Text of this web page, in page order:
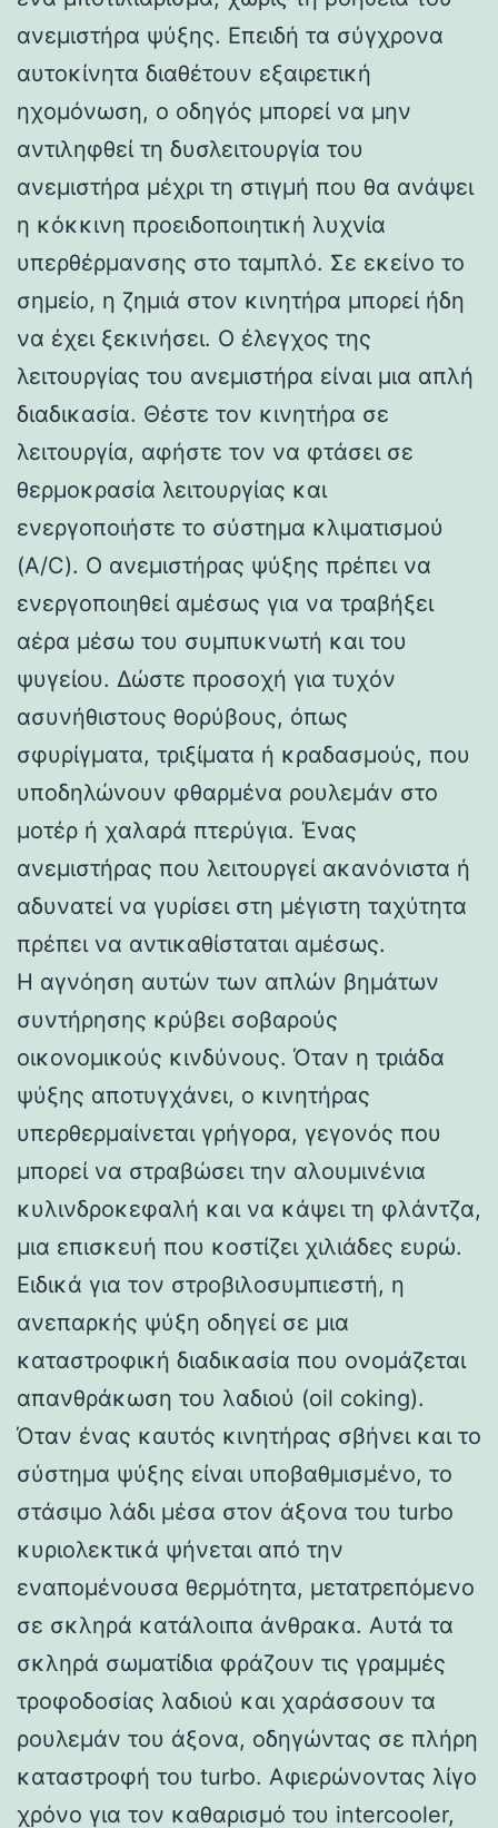
ανεμιστήρα ψύξης. Επειδή τα σύγχρονα
αυτοκίνητα διαθέτουν εξαιρετική
ηχομόνωση, ο οδηγός μπορεί να μην
αντιληφθεί τη δυσλειτουργία του
ανεμιστήρα μέχρι τη στιγμή που θα ανάψει
η κόκκινη προειδοποιητική λυχνία
υπερθέρμανσης στο ταμπλό. Σε εκείνο το
σημείο, η ζημιά στον κινητήρα μπορεί ήδη
να έχει ξεκινήσει. Ο έλεγχος της
λειτουργίας του ανεμιστήρα είναι μια απλή
διαδικασία. Θέστε τον κινητήρα σε
λειτουργία, αφήστε τον να φτάσει σε
θερμοκρασία λειτουργίας και
ενεργοποιήστε το σύστημα κλιματισμού
(A/C). Ο ανεμιστήρας ψύξης πρέπει να
ενεργοποιηθεί αμέσως για να τραβήξει
αέρα μέσω του συμπυκνωτή και του
ψυγείου. Δώστε προσοχή για τυχόν
ασυνήθιστους θορύβους, όπως
σφυρίγματα, τριξίματα ή κραδασμούς, που
υποδηλώνουν φθαρμένα ρουλεμάν στο
μοτέρ ή χαλαρά πτερύγια. Ένας
ανεμιστήρας που λειτουργεί ακανόνιστα ή
αδυνατεί να γυρίσει στη μέγιστη ταχύτητα
πρέπει να αντικαθίσταται αμέσως.
Η αγνόηση αυτών των απλών βημάτων
συντήρησης κρύβει σοβαρούς
οικονομικούς κινδύνους. Όταν η τριάδα
ψύξης αποτυγχάνει, ο κινητήρας
υπερθερμαίνεται γρήγορα, γεγονός που
μπορεί να στραβώσει την αλουμινένια
κυλινδροκεφαλή και να κάψει τη φλάντζα,
μια επισκευή που κοστίζει χιλιάδες ευρώ.
Ειδικά για τον στροβιλοσυμπιεστή, η
ανεπαρκής ψύξη οδηγεί σε μια
καταστροφική διαδικασία που ονομάζεται
απανθράκωση του λαδιού (oil coking).
Όταν ένας καυτός κινητήρας σβήνει και το
σύστημα ψύξης είναι υποβαθμισμένο, το
στάσιμο λάδι μέσα στον άξονα του turbo
κυριολεκτικά ψήνεται από την
εναπομένουσα θερμότητα, μετατρεπόμενο
σε σκληρά κατάλοιπα άνθρακα. Αυτά τα
σκληρά σωματίδια φράζουν τις γραμμές
τροφοδοσίας λαδιού και χαράσσουν τα
ρουλεμάν του άξονα, οδηγώντας σε πλήρη
καταστροφή του turbo. Αφιερώνοντας λίγο
χρόνο για τον καθαρισμό του intercooler,